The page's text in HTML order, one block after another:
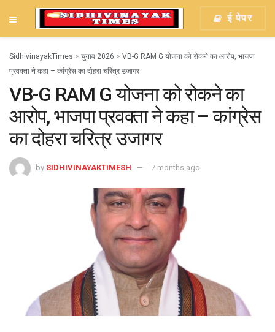
ई पेपर
SidhivinayakTimes > चुनाव 2026 > VB-G RAM G योजना को रोकने का आरोप, भाजपा
प्रवक्ता ने कहा – कांग्रेस का दोहरा चरित्र उजागर
VB-G RAM G योजना को रोकने का
आरोप, भाजपा प्रवक्ता ने कहा – कांग्रेस
का दोहरा चरित्र उजागर
by SIDHIVINAYAKTIMESH 7 months ago